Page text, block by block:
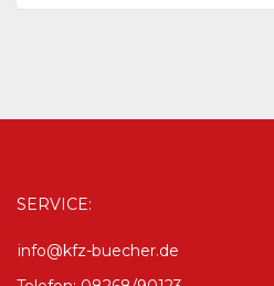
SERVICE:
info@kfz-buecher.de